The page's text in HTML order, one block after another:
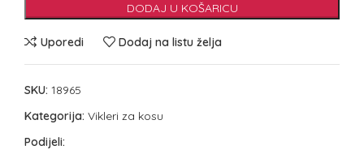
DODAJ U KOŠARICU
Uporedi Dodaj na listu želja
SKU: 18965
Kategorija: Vikleri za kosu
Podijeli: